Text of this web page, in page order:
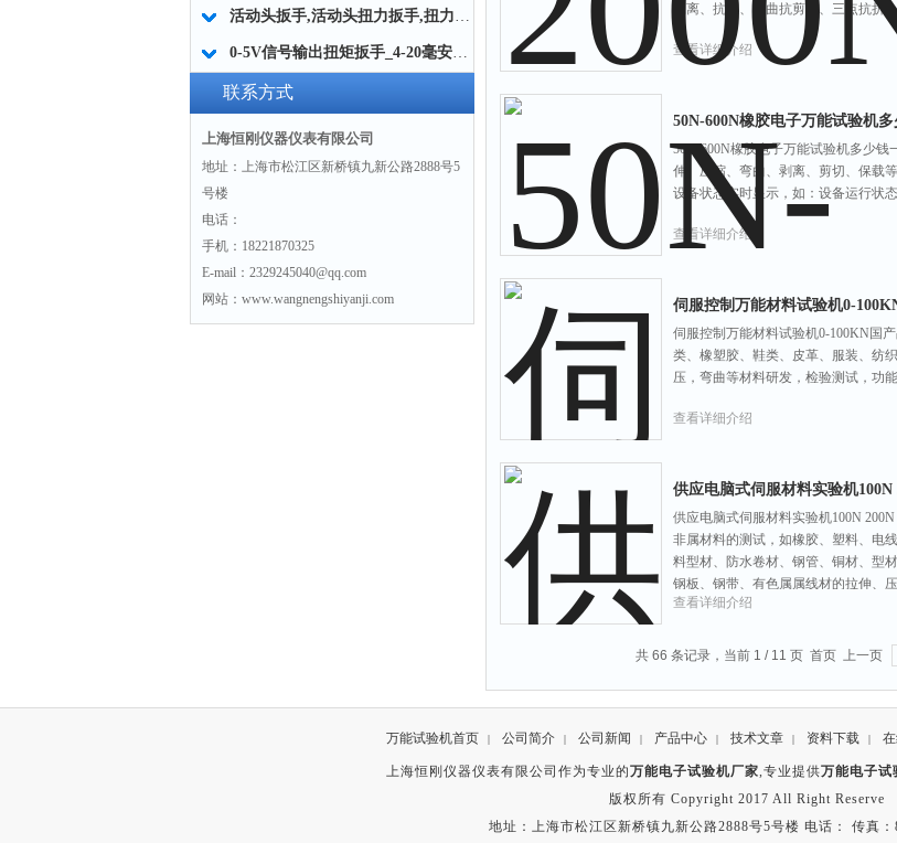
活动头扳手,活动头扭力扳手,扭力扳手配件活动头
0-5V信号输出扭矩扳手_4-20毫安输出扭矩扳手厂家
联系方式
上海恒刚仪器仪表有限公司
地址：上海市松江区新桥镇九新公路2888号5
号楼
电话：
手机：18221870325
E-mail：2329245040@qq.com
网站：www.wangnengshiyanji.com
剥离、抗压、弯曲抗剪力、三点抗
查看详细介绍
50N-600N橡胶电子万能试验机
50N-600N橡胶电子万能试验机多少
伸、压缩、弯曲、剥离、剪切、保载
设备状态实时显示，如：设备运行状
查看详细介绍
伺服控制万能材料试验机0-
伺服控制万能材料试验机0-100KN国
类、橡塑胶、鞋类、皮革、服装、纺
压，弯曲等材料研发，检验测试，功
查看详细介绍
供应电脑式伺服材料实验机100N
供应电脑式伺服材料实验机100N
非属材料的测试，如橡胶、塑料、电
料型材、防水卷材、钢管、铜材、型
钢板、钢带、有色属属线材的拉伸、
等多种试验.
查看详细介绍
共 66 条记录，当前 1 / 11 页 首页 上一页
万能试验机首页 | 公司简介 | 公司新闻 | 产品中心 | 技术文章 | 资料下载 |
上海恒刚仪器仪表有限公司作为专业的万能电子试验机厂家,专业提供万能电子试
版权所有 Copyright 2017 All Right Reserve
地址：上海市松江区新桥镇九新公路2888号5号楼 电话： 传真